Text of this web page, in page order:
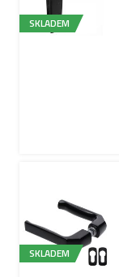
SKLADEM
SKLADEM